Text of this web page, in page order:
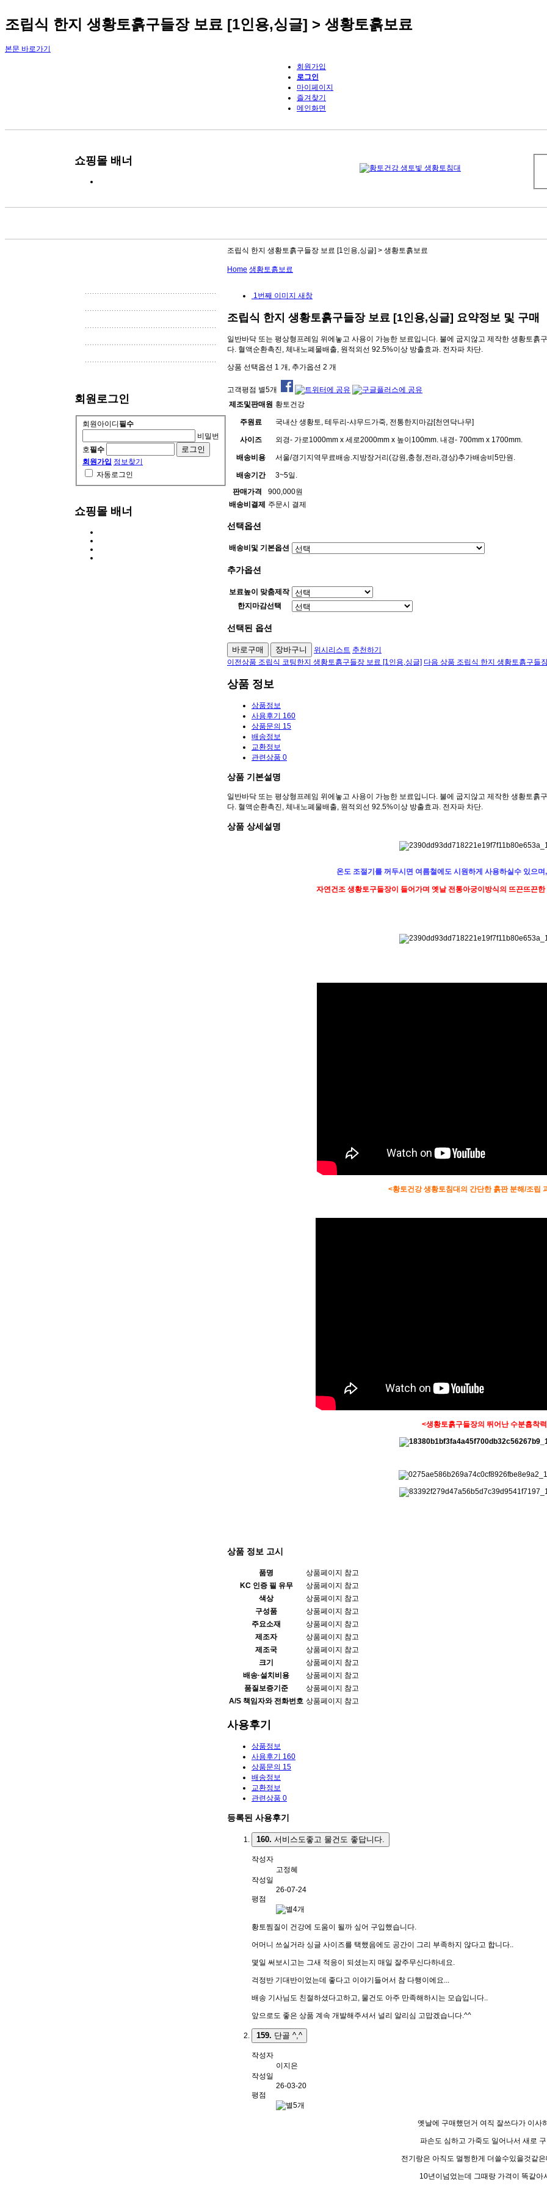
조립식 한지 생황토흙구들장 보료 [1인용,싱글] > 생황토흙보료
본문 바로가기
회원가입
로그인
마이페이지
즐겨찾기
메인화면
쇼핑몰 배너
회원로그인
회원아이디 필수
비밀번
호필수
회원가입 정보찾기
자동로그인
쇼핑몰 배너
조립식 한지 생황토흙구들장 보료 [1인용,싱글] > 생황토흙보료
Home 생황토흙보료
1번째 이미지 새창
조립식 한지 생황토흙구들장 보료 [1인용,싱글] 요약정보 및 구매
일반바닥 또는 평상형프레임 위에놓고 사용이 가능한 보료입니다. 불에 굽지않고 제작한 생황토흙
다. 혈액순환촉진, 체내노폐물배출, 원적외선 92.5%이상 방출효과. 전자파 차단.
상품 선택옵션 1 개, 추가옵션 2 개
고객평점 별5개
제조및판매원 황토건강
주원료 국내산 생황토, 테두리-샤무드가죽, 전통한지마감[천연닥나무]
사이즈 외경- 가로1000mm x 세로2000mm x 높이100mm. 내경- 700mm x 1700mm.
배송비용 서울/경기지역무료배송.지방장거리(강원,충청,전라,경상)추가배송비5만원.
배송기간
3~5일.
판매가격
900,000원
배송비결제
주문시 결제
선택옵션
배송비및 기본옵션
추가옵션
보료높이 맞춤제작
한지마감선택
선택된 옵션
위시리스트 추천하기
이전상품 조립식 코팅한지 생황토흙구들장 보료 [1인용,싱글] 다음 상품 조립식 한지 생황토흙구들
상품 정보
상품정보
사용후기 160
상품문의 15
배송정보
교환정보
관련상품 0
상품 기본설명
일반바닥 또는 평상형프레임 위에놓고 사용이 가능한 보료입니다. 불에 굽지않고 제작한 생황토흙
다. 혈액순환촉진, 체내노폐물배출, 원적외선 92.5%이상 방출효과. 전자파 차단.
상품 상세설명
온도 조절기를 꺼두시면 여름철에도 시원하게 사용하실수 있으
자연건조 생황토구들장이 들어가며 옛날 전통아궁이방식의 뜨끈뜨끈
<황토건강 생황토침대의 간단한 흙판 분해/조립
<생황토흙구들장의 뛰어난 수분흡착
상품 정보 고시
품명
상품페이지 참고
KC 인증 필 유무
상품페이지 참고
색상
상품페이지 참고
구성품
상품페이지 참고
주요소재
상품페이지 참고
제조자
상품페이지 참고
제조국
상품페이지 참고
크기
상품페이지 참고
배송·설치비용
상품페이지 참고
품질보증기준
상품페이지 참고
A/S 책임자와 전화번호 상품페이지 참고
사용후기
상품정보
사용후기 160
상품문의 15
배송정보
교환정보
관련상품 0
등록된 사용후기
160. 서비스도좋고 물건도 좋답니다.
작성자
고정혜
작성일
26-07-24
평점
황토찜질이 건강에 도움이 될까 싶어 구입했습니다.
어머니 쓰실거라 싱글 사이즈를 택했음에도 공간이 그리 부족하지 않다고 합니다..
몇일 써보시고는 그새 적응이 되셨는지 매일 잘주무신다하네요.
걱정반 기대반이었는데 좋다고 이야기들어서 참 다행이에요...
배송 기사님도 친절하셨다고하고, 물건도 아주 만족해하시는 모습입니다..
앞으로도 좋은 상품 계속 개발해주셔서 널리 알리심 고맙겠습니다.^^
159. 단골 ^,^
작성자
이지은
작성일
26-03-20
평점
옛날에 구매했던거 여직 잘쓰다가 이사
파손도 심하고 가죽도 일어나서 새로
전기랑은 아직도 멀쩡한게 더쓸수있을것같
10년이넘었는데 그때랑 가격이 똑같아